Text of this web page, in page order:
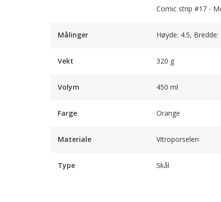
Comic strip #17 -
Målinger Høyde: 4.5,
Vekt 320 g
Volym 450 ml
Farge Orange
Materiale Vitroporselen
Type Skål